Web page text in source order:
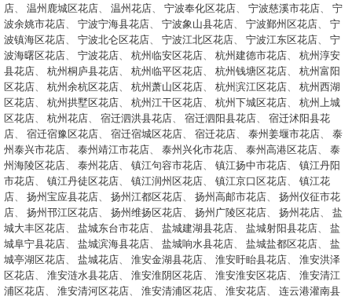
店、 温州鹿城区花店、 温州花店、 宁波奉化区花店、 宁波慈溪市花店、 宁
波余姚市花店、 宁波宁海县花店、 宁波象山县花店、 宁波鄞州区花店、 宁
波镇海区花店、 宁波北仑区花店、 宁波江北区花店、 宁波江东区花店、 宁
波海曙区花店、 宁波花店、 杭州临安区花店、 杭州建德市花店、 杭州淳安
县花店、 杭州桐庐县花店、 杭州临平区花店、 杭州钱塘区花店、 杭州富阳
区花店、 杭州余杭区花店、 杭州萧山区花店、 杭州滨江区花店、 杭州西湖
区花店、 杭州拱墅区花店、 杭州江干区花店、 杭州下城区花店、 杭州上城
区花店、 杭州花店、 宿迁泗洪县花店、 宿迁泗阳县花店、 宿迁沭阳县花
店、 宿迁宿豫区花店、 宿迁宿城区花店、 宿迁花店、 泰州姜堰市花店、 泰
州泰兴市花店、 泰州靖江市花店、 泰州兴化市花店、 泰州高港区花店、 泰
州海陵区花店、 泰州花店、 镇江句容市花店、 镇江扬中市花店、 镇江丹阳
市花店、 镇江丹徒区花店、 镇江润州区花店、 镇江京口区花店、 镇江花
店、 扬州宝应县花店、 扬州江都区花店、 扬州高邮市花店、 扬州仪征市花
店、 扬州邗江区花店、 扬州维扬区花店、 扬州广陵区花店、 扬州花店、 盐
城大丰区花店、 盐城东台市花店、 盐城建湖县花店、 盐城射阳县花店、 盐
城阜宁县花店、 盐城滨海县花店、 盐城响水县花店、 盐城盐都区花店、 盐
城亭湖区花店、 盐城花店、 淮安金湖县花店、 淮安盱眙县花店、 淮安洪泽
区花店、 淮安涟水县花店、 淮安淮阴区花店、 淮安淮安区花店、 淮安清江
浦区花店、 淮安清河区花店、 淮安清浦区花店、 淮安花店、 连云港灌南县